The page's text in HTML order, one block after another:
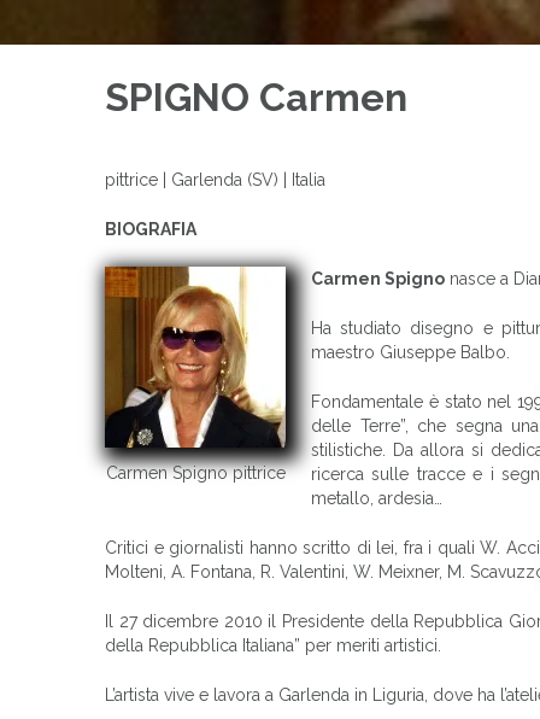
SPIGNO Carmen
pittrice | Garlenda (SV) | Italia
BIOGRAFIA
Carmen Spigno pittrice
Carmen Spigno nasce a
Ha studiato disegno e
maestro Giuseppe Balbo.
Fondamentale è stato nel
delle Terre”, che segna
stilistiche. Da allora si
ricerca sulle tracce e i
metallo, ardesia…
Critici e giornalisti hanno scritto di lei, fra i quali W.
Molteni, A. Fontana, R. Valentini, W. Meixner, M.
Il 27 dicembre 2010 il Presidente della Repubblica
della Repubblica Italiana” per meriti artistici.
L’artista vive e lavora a Garlenda in Liguria, dove ha